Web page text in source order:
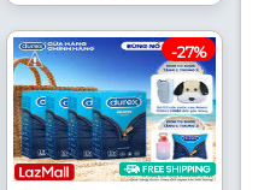
-27%